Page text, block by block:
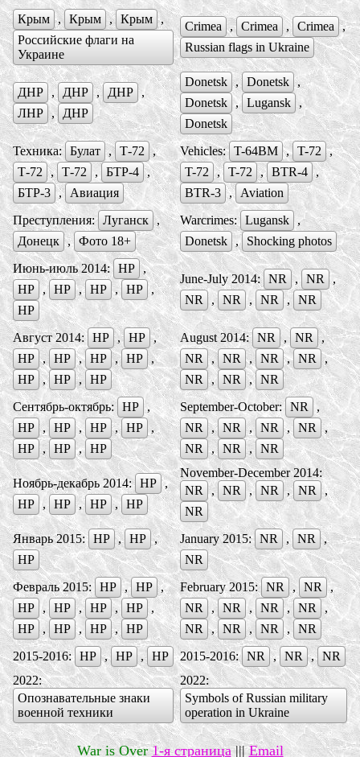
Крым , Крым , Крым ,
Российские флаги на
Украине
Crimea , Crimea , Crimea ,
Russian flags in Ukraine
ДНР , ДНР , ДНР ,
ЛНР , ДНР
Donetsk , Donetsk ,
Donetsk , Lugansk
,
Donetsk
Техника: Булат , Т-72 ,
Т-72 , Т-72 , БTР-4 ,
БTР-3 , Авиация
Vehicles: T-64BM , T-72 ,
T-72 , T-72 , BTR-4 ,
BTR-3 , Aviation
Преступления: Луганск ,
Донецк , Фото 18+
Warcrimes: Lugansk
,
Donetsk , Shocking photos
Июнь-июль 2014: НР ,
НР
, НР , НР , НР ,
НР
June-July 2014: NR , NR ,
NR
, NR , NR , NR
Август 2014: НР , НР ,
НР , НР , НР , НР
,
НР , НР , НР
August 2014: NR , NR ,
NR , NR , NR , NR ,
NR , NR , NR
Сентябрь-октябрь:
НР ,
НР , НР , НР , НР
,
НР , НР , HP
September-October: NR
,
NR , NR , NR , NR ,
NR , NR , NR
Ноябрь-декабрь 2014: НР ,
НР , НР , НР , НР
November-December 2014:
NR , NR , NR , NR ,
NR
Январь 2015: НР , НР ,
НР
January 2015: NR , NR ,
NR
Февраль 2015: НР , НР ,
НР , НР , НР , НР
,
НР , НР , НР , НР
February 2015: NR , NR ,
NR
, NR , NR , NR
,
NR , NR , NR ,
NR
2015-2016: НР , НР , НР 2015-2016: NR , NR , NR
2022:
Опознавательные знаки
военной техники
2022:
Symbols of Russian military
operation in Ukraine
War is Over 1-я страница|||Email